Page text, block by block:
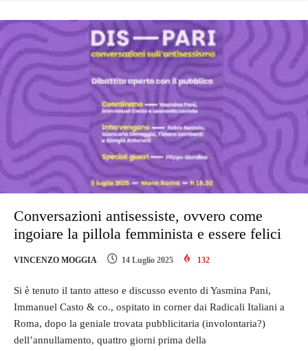
Conversazioni antisessiste, ovvero come
ingoiare la pillola femminista e essere felici
VINCENZO MOGGIA 14 Luglio 2025 132
Si è tenuto il tanto atteso e discusso evento di Yasmina Pani,
Immanuel Casto & co., ospitato in corner dai Radicali Italiani a
Roma, dopo la geniale trovata pubblicitaria (involontaria?)
dell’annullamento, quattro giorni prima della